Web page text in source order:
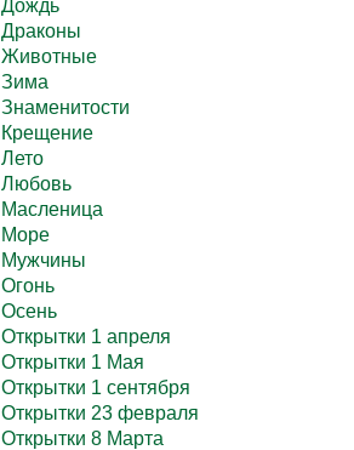
Дождь
Драконы
Животные
Зима
Знаменитости
Крещение
Лето
Любовь
Масленица
Море
Мужчины
Огонь
Осень
Открытки 1 апреля
Открытки 1 Мая
Открытки 1 сентября
Открытки 23 февраля
Открытки 8 Марта